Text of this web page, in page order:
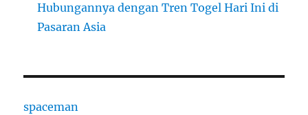
Hubungannya dengan Tren Togel Hari Ini di
Pasaran Asia
spaceman